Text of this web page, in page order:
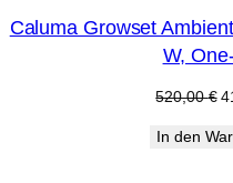
Angebot
Caluma Growset
W,
520,00€
In den